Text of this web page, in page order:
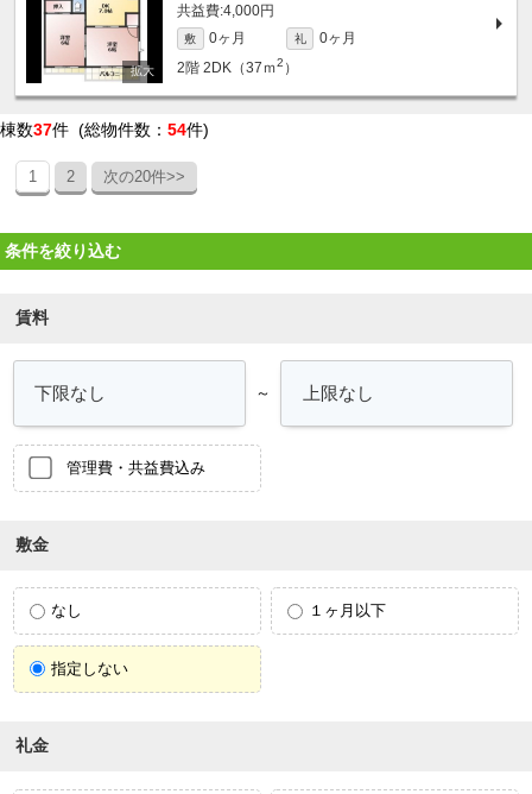
4,000円
敷 0ヶ月 礼
0ヶ月
2階 2DK（37ｍ2 ）
棟数37件 (総物件数： 54件)
1 2 次の20件>>
条件を絞り込む
賃料
～
管理費・共益費込み
敷金
なし １ヶ月以下
指定しない
礼金